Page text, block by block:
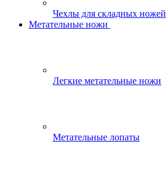
Чехлы для складных ножей
Метательные ножи
Легкие метательные ножи
Метательные лопаты